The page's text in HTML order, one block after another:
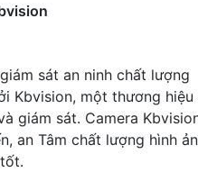
sát an ninh chất lượng
Kbvision, một thương hiệu
giám sát. Camera
an Tâm chất lượng hình